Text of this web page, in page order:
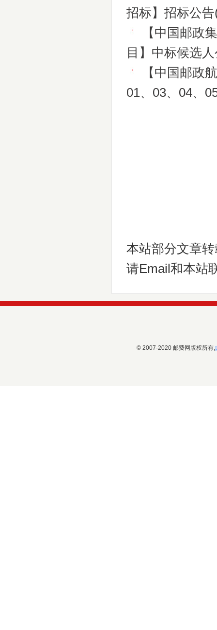
招标】招标公告
【中国邮政
目】中标候选
【中国邮政
01、03、04、
本站部分文章
请Email和本站
© 2007-2020 邮费网版权所有,